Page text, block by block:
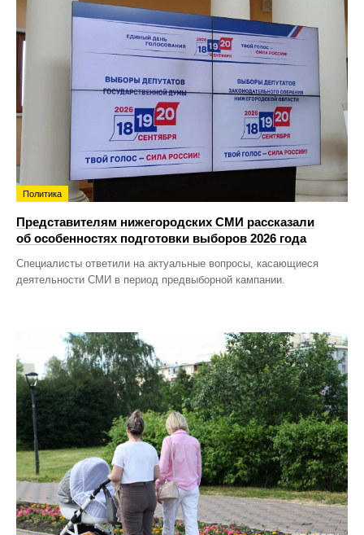
Политика
Представителям нижегородских СМИ рассказали
об особенностях подготовки выборов 2026 года
Специалисты ответили на актуальные вопросы, касающиеся
деятельности СМИ в период предвыборной кампании.